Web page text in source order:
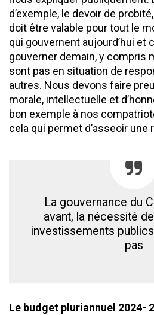
d’exemple, le devoir de
doit être valable pour tout le
qui gouvernent aujourd’hui et
gouverner demain, y compris
sont pas en situation de
autres. Nous devons faire
morale, intellectuelle et
bon exemple à nos
cela qui permet d’asseoir une
La gouvernance du
avant, la nécessité
investissements
pas
Le budget pluriannuel 2024-